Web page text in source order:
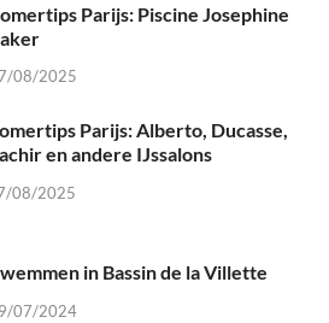
Parijs: Piscine Josephine
08/2025
Parijs: Alberto, Ducasse,
en andere IJssalons
08/2025
in Bassin de la Villette
07/2024